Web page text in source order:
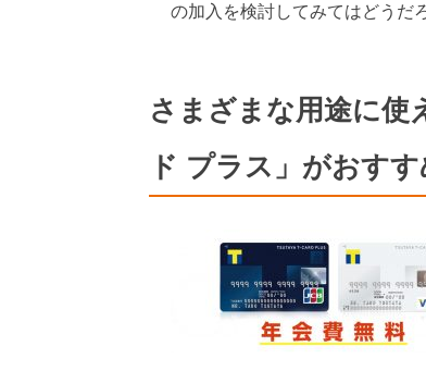
の加入を検討してみてはどうだ
さまざまな用途に使
ド プラス」がおすす